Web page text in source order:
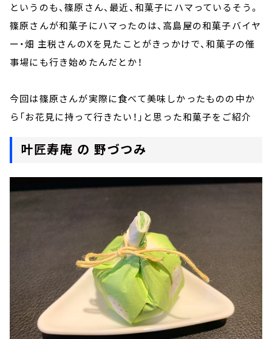
というのも、篠原さん、最近、和菓子にハマっているそう。
篠原さんが和菓子にハマったのは、高島屋の和菓子バイヤ
ー・畑 主税さんのXを見たことがきっかけで、和菓子の催
事場にも行き始めたんだとか！
今回は篠原さんが実際に食べて美味しかったものの中か
ら「お花見に持って行きたい！」と思った和菓子をご紹介
叶匠寿庵 の 野づつみ